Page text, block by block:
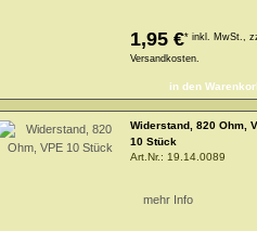
1,95 €* inkl. MwSt.,
Versandkosten.
Widerstand, 820 Ohm,
10 Stück
Art.Nr.: 19.14.0089
mehr Info